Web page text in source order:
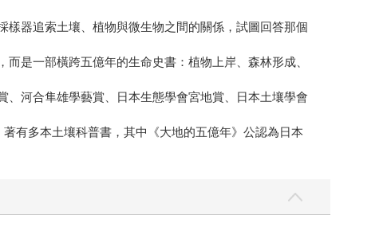
器追索土壤、植物與微生物之間的關係，試圖回答那個
是一部橫跨五億年的生命史書：植物上岸、森林形成、
河合隼雄學藝賞、日本生態學會宮地賞、日本土壤學會
有多本土壤科普書，其中《大地的五億年》公認為日本